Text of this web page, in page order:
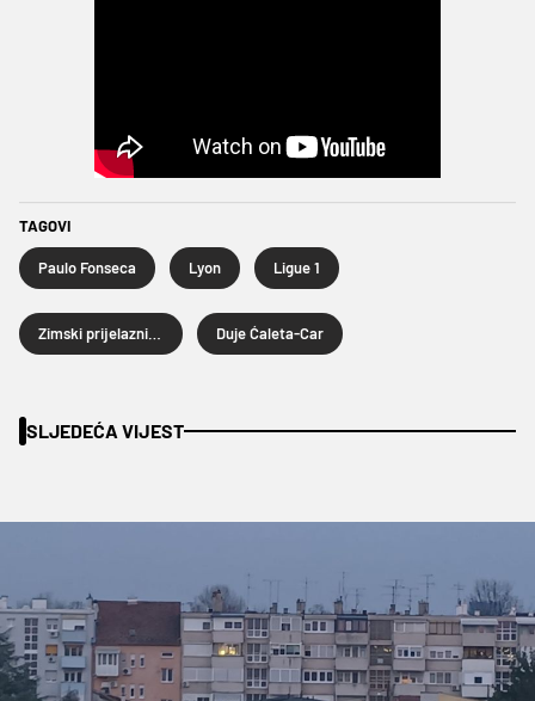
TAGOVI
Paulo Fonseca Lyon Ligue 1
Duje Ćaleta-Car
SLJEDEĆA VIJEST